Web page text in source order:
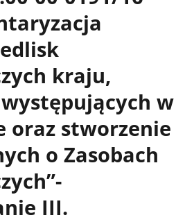
kraju,
w
oraz stworzenie
o Zasobach
III.